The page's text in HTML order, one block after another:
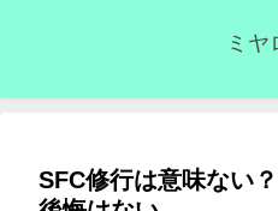
ミヤ
SFC修行は意味ない